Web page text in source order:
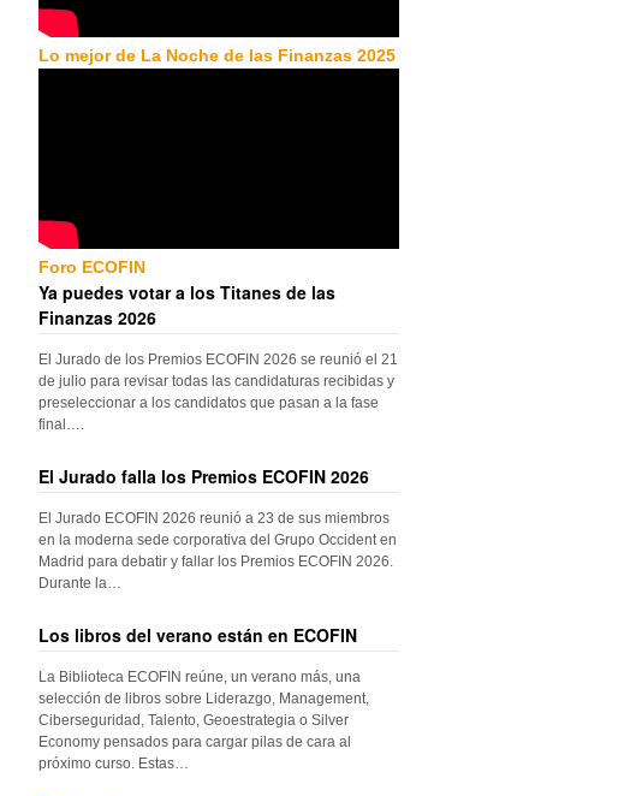
Lo mejor de La Noche de las Finanzas 2025
Foro ECOFIN
Ya puedes votar a los Titanes de las
Finanzas 2026
El Jurado de los Premios ECOFIN 2026 se reunió el 21
de julio para revisar todas las candidaturas recibidas y
preseleccionar a los candidatos que pasan a la fase
final….
El Jurado falla los Premios ECOFIN 2026
El Jurado ECOFIN 2026 reunió a 23 de sus miembros
en la moderna sede corporativa del Grupo Occident en
Madrid para debatir y fallar los Premios ECOFIN 2026.
Durante la…
Los libros del verano están en ECOFIN
La Biblioteca ECOFIN reúne, un verano más, una
selección de libros sobre Liderazgo, Management,
Ciberseguridad, Talento, Geoestrategia o Silver
Economy pensados para cargar pilas de cara al
próximo curso. Estas…